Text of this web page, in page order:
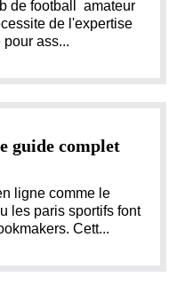
de football amateur
de l'expertise
ass...
guide complet
ligne comme le
les paris sportifs font
Cett...